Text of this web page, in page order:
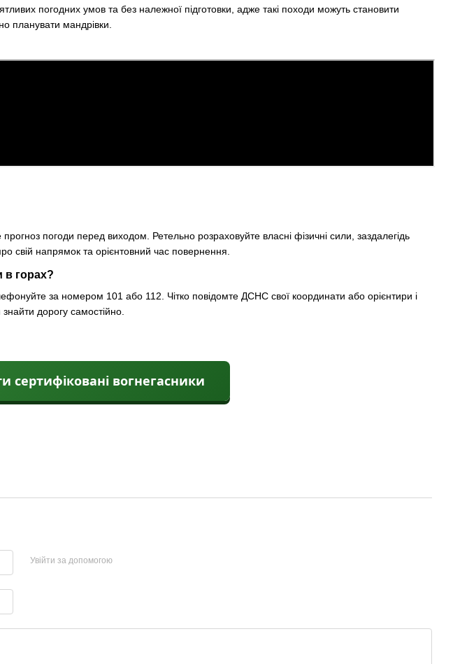
погодних умов та без належної підготовки, адже такі походи можуть становити
планувати мандрівки.
погоди перед виходом. Ретельно розраховуйте власні фізичні сили, заздалегідь
свій напрямок та орієнтовний час повернення.
в горах?
за номером 101 або 112. Чітко повідомте ДСНС свої координати або орієнтири і
дорогу самостійно.
сертифіковані вогнегасники
Увійти за допомогою